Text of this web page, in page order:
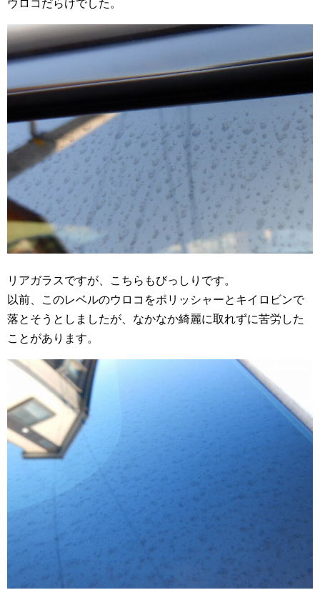
ウロコだらけでした。
リアガラスですが、こちらもびっしりです。
以前、このレベルのウロコをポリッシャーとキイロビンで
落とそうとしましたが、なかなか綺麗に取れずに苦労した
ことがあります。